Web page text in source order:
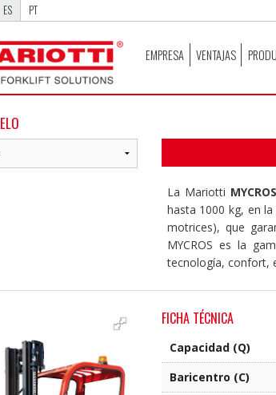
ES PT
EMPRESA VENTAJAS
La Mariotti
hasta 1000 kg, en
motrices), que
MYCROS es la
tecnología, confort,
FICHA TÉCNICA
Capacidad (Q)
Baricentro (C)